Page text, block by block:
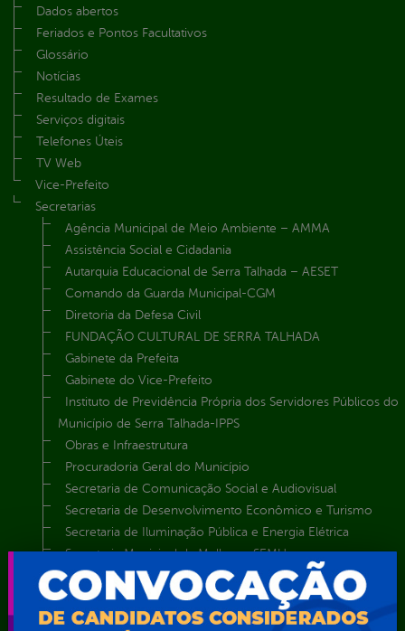
Dados abertos
Feriados e Pontos Facultativos
Glossário
Notícias
Resultado de Exames
Serviços digitais
Telefones Úteis
TV Web
Vice-Prefeito
Secretarias
Agência Municipal de Meio Ambiente – AMMA
Assistência Social e Cidadania
Autarquia Educacional de Serra Talhada – AESET
Comando da Guarda Municipal-CGM
Diretoria da Defesa Civil
FUNDAÇÃO CULTURAL DE SERRA TALHADA
Gabinete da Prefeita
Gabinete do Vice-Prefeito
Instituto de Previdência Própria dos Servidores Públicos do
Município de Serra Talhada-IPPS
Obras e Infraestrutura
Procuradoria Geral do Município
Secretaria de Comunicação Social e Audiovisual
Secretaria de Desenvolvimento Econômico e Turismo
Secretaria de Iluminação Pública e Energia Elétrica
Secretaria Municipal da Mulher – SEMU
Secretaria Municipal de Administração – SAD
Secretaria Municipal de Agricultura e Recursos Hídricos –
SEMARH / Secretaria de Agricultura Familiar – SEMAF